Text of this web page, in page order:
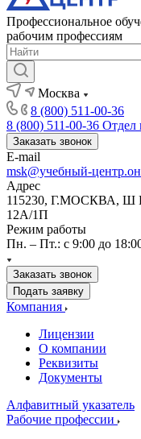
Профессиональное
рабочим профессиям
Москва
8 (800) 511-00-36
8 (800) 511-00-36 Отдел
Заказать звонок
E-mail
msk@учебный-
Адрес
115230, Г.МОСКВА,
12А/1П
Режим работы
Пн. – Пт.: с 9:00 до
Заказать звонок
Подать заявку
Компания
Лицензии
О компании
Реквизиты
Документы
Алфавитный указатель
Рабочие профессии